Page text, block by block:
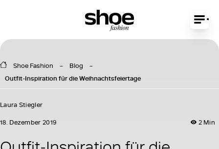
Shoe Fashion
Blog
Outfit-Inspiration für die Weihnachtsfeiertage
Laura Stiegler
2 Min
18. Dezember 2019